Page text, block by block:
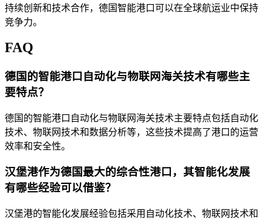
持续创新和技术合作，德国智能港口可以在全球航运业中保持
竞争力。
FAQ
德国的智能港口自动化与物联网海关技术有哪些主
要特点？
德国的智能港口自动化与物联网海关技术主要特点包括自动化
技术、物联网技术和数据分析等，这些技术提高了港口的运营
效率和安全性。
汉堡港作为德国最大的综合性港口，其智能化发展
有哪些经验可以借鉴？
汉堡港的智能化发展经验包括采用自动化技术、物联网技术和